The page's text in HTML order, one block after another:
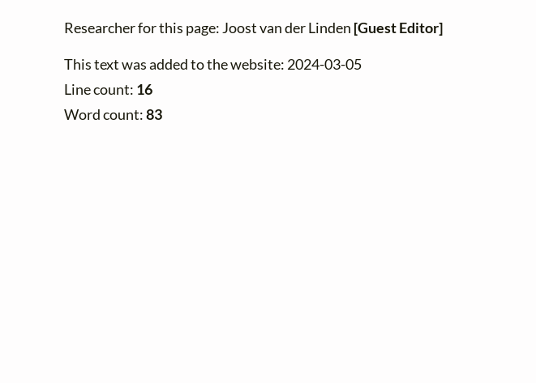
Researcher for this page: Joost van der Linden [Guest Editor]
This text was added to the website: 2024-03-05
Line count: 16
Word count:83